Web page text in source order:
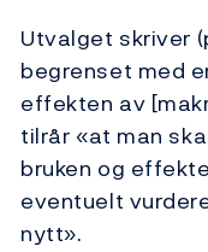
Utvalget skriver
begrenset med
effekten av
tilrår «at man
bruken og
eventuelt
nytt».